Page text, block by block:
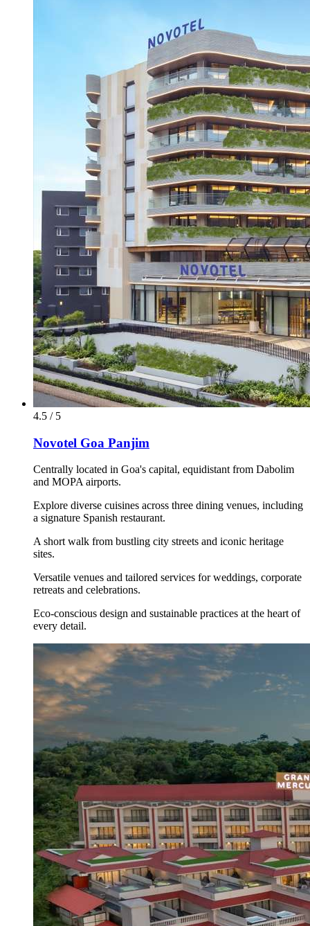
4.5 / 5
Novotel Goa Panjim
Centrally located in Goa's capital, equidistant from Dabolim
and MOPA airports.
Explore diverse cuisines across three dining venues, including
a signature Spanish restaurant.
A short walk from bustling city streets and iconic heritage
sites.
Versatile venues and tailored services for weddings, corporate
retreats and celebrations.
Eco-conscious design and sustainable practices at the heart of
every detail.